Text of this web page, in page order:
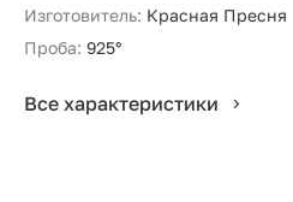
Изготовитель: Красная Пресня
Проба: 925°
Все характеристики